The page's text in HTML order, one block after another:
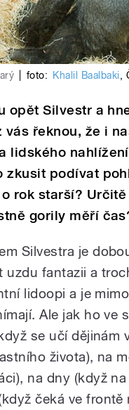
foto: Khalil Baalbaki,
opět Silvestr a
vás řeknou, že i
lidského
zkusit podívat
rok starší?
gorily měří
Silvestra je
uzdu fantazii a
lidoopi a je
Ale jak ho ve
se učí dějinám
života), na
na dny (když
čeká ve